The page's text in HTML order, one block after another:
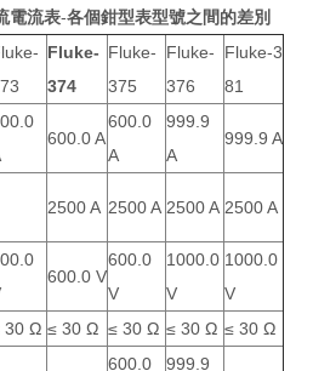
電流表-各個鉗型表型號之間的差別
Fluke-
374
Fluke-
375
Fluke-
376
Fluke-3
81
600.0 A
600.0
A
999.9
A
999.9 A
2500 A 2500 A 2500 A 2500 A
600.0 V
600.0
V
1000.0
V
1000.0
V
30 Ω ≤ 30 Ω ≤ 30 Ω ≤ 30 Ω ≤ 30 Ω
600.0
999.9